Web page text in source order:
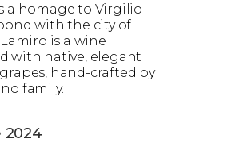
a homage to Virgilio
with the city of
is a wine
with native, elegant
hand-crafted by
family.
2024